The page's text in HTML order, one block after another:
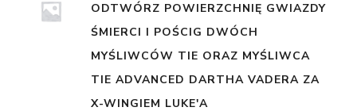
ODTWÓRZ POWIERZCHNIĘ GWIAZDY
ŚMIERCI I POŚCIG DWÓCH
MYŚLIWCÓW TIE ORAZ MYŚLIWCA
TIE ADVANCED DARTHA VADERA ZA
X-WINGIEM LUKE'A